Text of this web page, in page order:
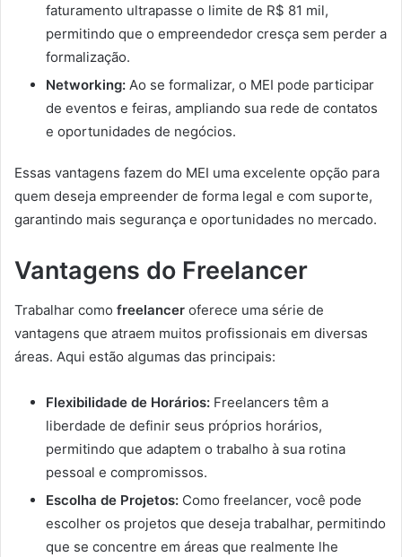
faturamento ultrapasse o limite de R$ 81 mil,
permitindo que o empreendedor cresça sem perder a
formalização.
Networking: Ao se formalizar, o MEI pode participar
de eventos e feiras, ampliando sua rede de contatos
e oportunidades de negócios.
Essas vantagens fazem do MEI uma excelente opção para
quem deseja empreender de forma legal e com suporte,
garantindo mais segurança e oportunidades no mercado.
Vantagens do Freelancer
Trabalhar como freelancer oferece uma série de
vantagens que atraem muitos profissionais em diversas
áreas. Aqui estão algumas das principais:
Flexibilidade de Horários: Freelancers têm a
liberdade de definir seus próprios horários,
permitindo que adaptem o trabalho à sua rotina
pessoal e compromissos.
Escolha de Projetos: Como freelancer, você pode
escolher os projetos que deseja trabalhar, permitindo
que se concentre em áreas que realmente lhe